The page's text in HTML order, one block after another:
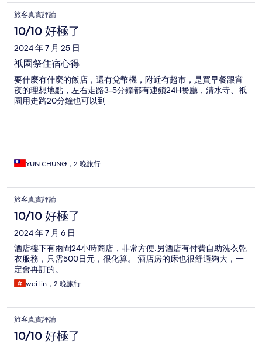
旅客真實評論
10/10 好極了
2024 年 7 月 25 日
祇園祭住宿心得
要什麼有什麼的飯店，還有兌幣機，附近有超市，是買早餐跟宵
夜的理想地點，左右走路3-5分鐘都有連鎖24H餐廳，清水寺、祇
園用走路20分鐘也可以到
YUN CHUNG，2 晚旅行
旅客真實評論
10/10 好極了
2024 年 7 月 6 日
酒店樓下有兩間24小時商店，非常方便.另酒店有付費自助洗衣乾
衣服務，只需500日元，很化算。 酒店房的床也很舒適夠大，一
定會再訂的。
wei lin，2 晚旅行
旅客真實評論
10/10 好極了